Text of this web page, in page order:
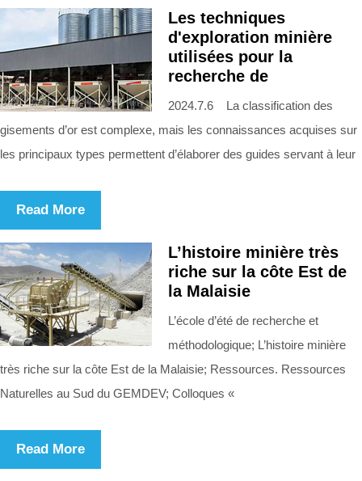
Les techniques
d'exploration minière
utilisées pour la
recherche de
2024.7.6 La classification des
gisements d’or est complexe, mais les connaissances acquises sur
les principaux types permettent d’élaborer des guides servant à leur
Read More
L’histoire minière très
riche sur la côte Est de
la Malaisie
L’école d’été de recherche et
méthodologique; L’histoire minière
très riche sur la côte Est de la Malaisie; Ressources. Ressources
Naturelles au Sud du GEMDEV; Colloques «
Read More